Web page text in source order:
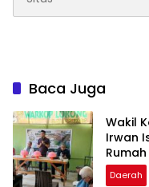
Baca Juga
Wakil
Irwan
Daerah